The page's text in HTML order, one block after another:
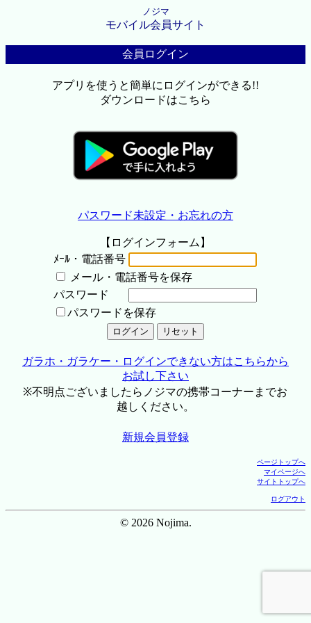
ノジマ
モバイル会員サイト
会員ログイン
アプリを使うと簡単にログインができる!!
ダウンロードはこちら
パスワード未設定・お忘れの方
【ログインフォーム】
ﾒｰﾙ・電話番号
メール・電話番号を保存
パスワード
パスワードを保存
ガラホ・ガラケー・ログインできない方はこちらから
お試し下さい
※不明点ございましたらノジマの携帯コーナーまでお
越しください。
新規会員登録
ページトップへ
マイページへ
サイトトップへ
ログアウト
© 2026 Nojima.